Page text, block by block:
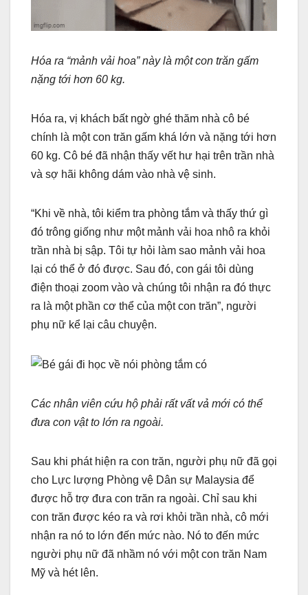
Hóa ra “mảnh vải hoa” này là một con trăn gấm
nặng tới hơn 60 kg.
Hóa ra, vị khách bất ngờ ghé thăm nhà cô bé
chính là một con trăn gấm khá lớn và nặng tới hơn
60 kg. Cô bé đã nhận thấy vết hư hại trên trần nhà
và sợ hãi không dám vào nhà vệ sinh.
“Khi về nhà, tôi kiểm tra phòng tắm và thấy thứ gì
đó trông giống như một mảnh vải hoa nhô ra khỏi
trần nhà bị sập. Tôi tự hỏi làm sao mảnh vải hoa
lại có thể ở đó được. Sau đó, con gái tôi dùng
điện thoại zoom vào và chúng tôi nhận ra đó thực
ra là một phần cơ thể của một con trăn”, người
phụ nữ kể lại câu chuyện.
Các nhân viên cứu hộ phải rất vất vả mới có thể
đưa con vật to lớn ra ngoài.
Sau khi phát hiện ra con trăn, người phụ nữ đã gọi
cho Lực lượng Phòng vệ Dân sự Malaysia để
được hỗ trợ đưa con trăn ra ngoài. Chỉ sau khi
con trăn được kéo ra và rơi khỏi trần nhà, cô mới
nhận ra nó to lớn đến mức nào. Nó to đến mức
người phụ nữ đã nhầm nó với một con trăn Nam
Mỹ và hét lên.